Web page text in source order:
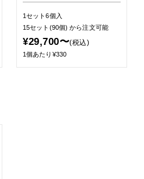
1セット6個入
15セット(90個)から注文可能
¥29,700〜(税込)
1個あたり¥330